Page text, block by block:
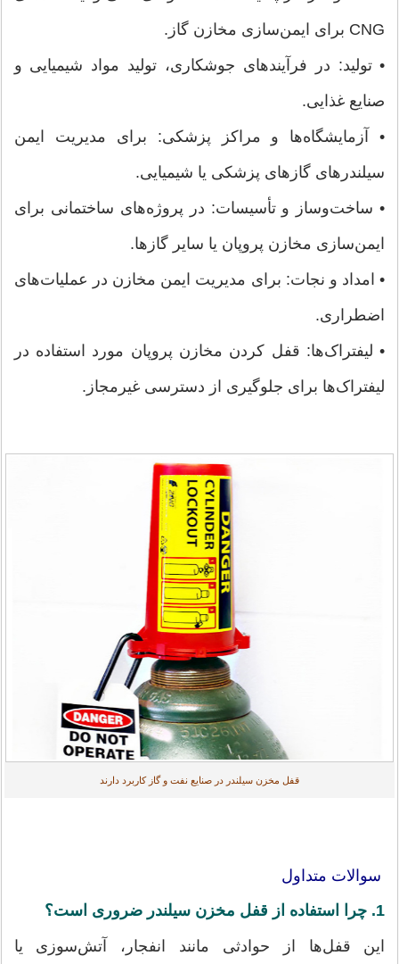
CNG برای ایمن‌سازی مخازن گاز.
• تولید: در فرآیندهای جوشکاری، تولید مواد شیمیایی و
صنایع غذایی.
• آزمایشگاه‌ها و مراکز پزشکی: برای مدیریت ایمن
سیلندرهای گازهای پزشکی یا شیمیایی.
• ساخت‌وساز و تأسیسات: در پروژه‌های ساختمانی برای
ایمن‌سازی مخازن پروپان یا سایر گازها.
• امداد و نجات: برای مدیریت ایمن مخازن در عملیات‌های
اضطراری.
• لیفتراک‌ها: قفل کردن مخازن پروپان مورد استفاده در
لیفتراک‌ها برای جلوگیری از دسترسی غیرمجاز.
قفل مخزن سیلندر در صنایع نفت و گاز کاربرد دارند
سوالات متداول
1. چرا استفاده از قفل مخزن سیلندر ضروری است؟
این قفل‌ها از حوادثی مانند انفجار، آتش‌سوزی یا